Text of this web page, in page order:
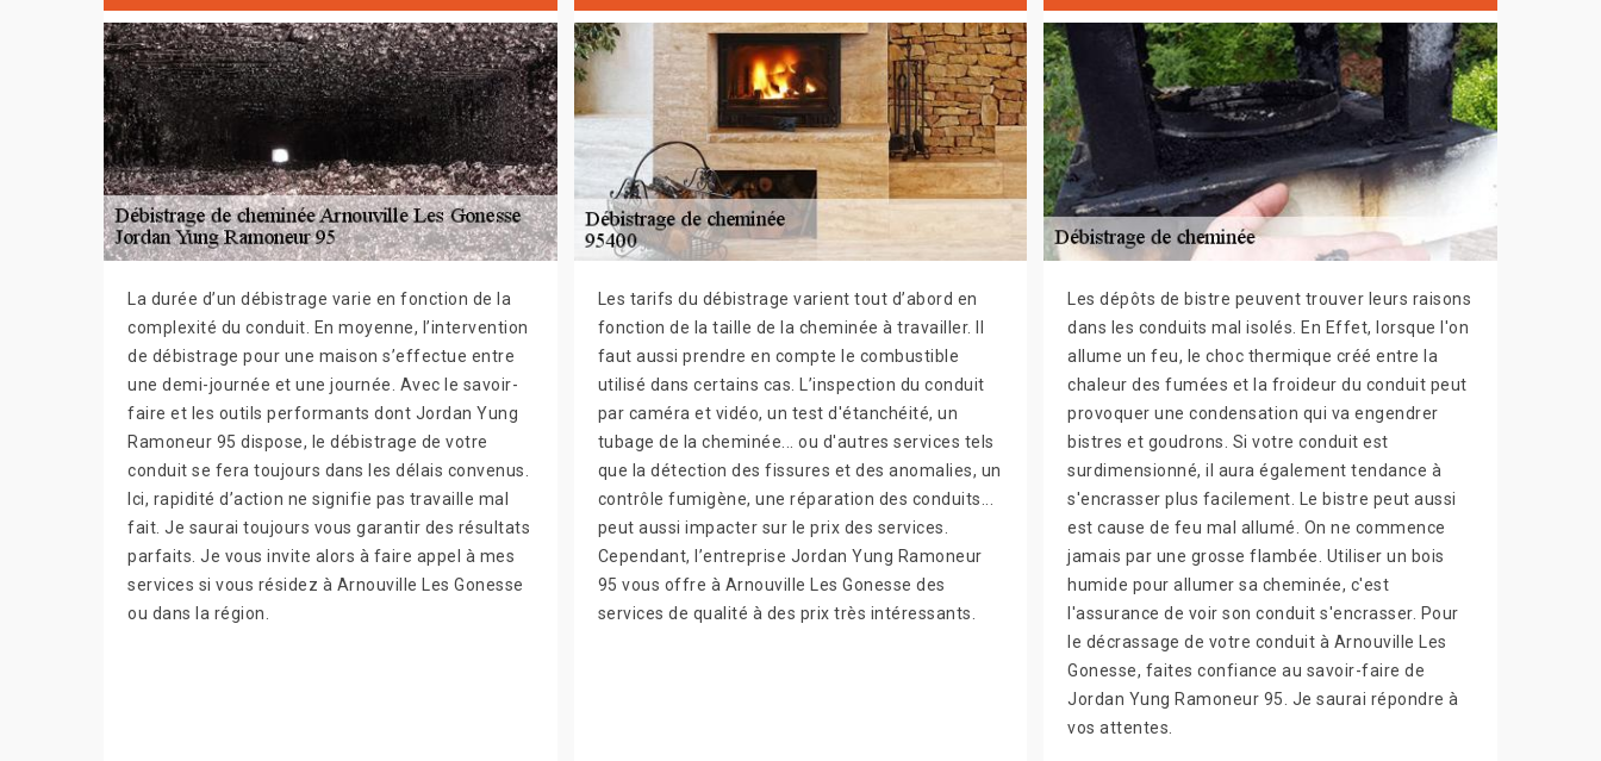
La durée d’un débistrage varie en fonction de la
complexité du conduit. En moyenne, l’intervention
de débistrage pour une maison s’effectue entre
une demi-journée et une journée. Avec le savoir-
faire et les outils performants dont Jordan Yung
Ramoneur 95 dispose, le débistrage de votre
conduit se fera toujours dans les délais convenus.
Ici, rapidité d’action ne signifie pas travaille mal
fait. Je saurai toujours vous garantir des résultats
parfaits. Je vous invite alors à faire appel à mes
services si vous résidez à Arnouville Les Gonesse
ou dans la région.
Les tarifs du débistrage varient tout d’abord en
fonction de la taille de la cheminée à travailler. Il
faut aussi prendre en compte le combustible
utilisé dans certains cas. L’inspection du conduit
par caméra et vidéo, un test d'étanchéité, un
tubage de la cheminée... ou d'autres services tels
que la détection des fissures et des anomalies, un
contrôle fumigène, une réparation des conduits...
peut aussi impacter sur le prix des services.
Cependant, l’entreprise Jordan Yung Ramoneur
95 vous offre à Arnouville Les Gonesse des
services de qualité à des prix très intéressants.
Les dépôts de bistre peuvent trouver leurs raisons
dans les conduits mal isolés. En Effet, lorsque l'on
allume un feu, le choc thermique créé entre la
chaleur des fumées et la froideur du conduit peut
provoquer une condensation qui va engendrer
bistres et goudrons. Si votre conduit est
surdimensionné, il aura également tendance à
s'encrasser plus facilement. Le bistre peut aussi
est cause de feu mal allumé. On ne commence
jamais par une grosse flambée. Utiliser un bois
humide pour allumer sa cheminée, c'est
l'assurance de voir son conduit s'encrasser. Pour
le décrassage de votre conduit à Arnouville Les
Gonesse, faites confiance au savoir-faire de
Jordan Yung Ramoneur 95. Je saurai répondre à
vos attentes.